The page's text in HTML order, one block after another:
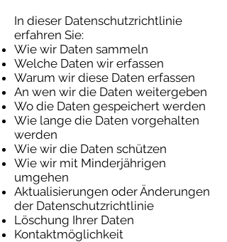
In dieser Datenschutzrichtlinie
erfahren Sie:
Wie wir Daten sammeln
Welche Daten wir erfassen
Warum wir diese Daten erfassen
An wen wir die Daten weitergeben
Wo die Daten gespeichert werden
Wie lange die Daten vorgehalten
werden
Wie wir die Daten schützen
Wie wir mit Minderjährigen
umgehen
Aktualisierungen oder Änderungen
der Datenschutzrichtlinie
Löschung Ihrer Daten
Kontaktmöglichkeit